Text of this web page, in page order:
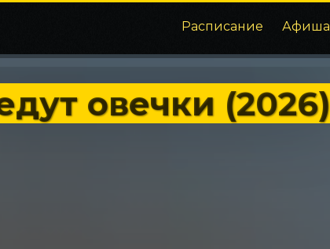
Расписание Афиша
овечки (2026)